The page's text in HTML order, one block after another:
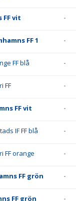
FF vit -
FF 1 -
FF blå -
FF -
FF vit -
IF FF blå -
FF orange -
FF grön -
FF grön -